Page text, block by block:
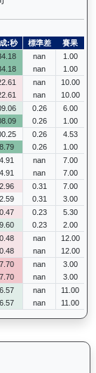
:秒 標準差 賽果
nan
1.00
nan 1.00
nan
10.00
nan 10.00
0.26
6.00
0.26 1.00
0.26
4.53
0.26 1.00
nan
7.00
nan 7.00
0.31
7.00
0.31 3.00
0.23
5.30
0.23 2.00
nan
12.00
nan 12.00
nan
3.00
nan 3.00
nan
11.00
nan 11.00
昔日賽果及分段時